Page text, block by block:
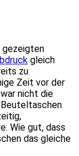
gezeigten
gleich
zu
Zeit vor der
nicht die
Wie gut, dass
das gleiche